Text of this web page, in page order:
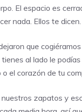
El espacio es
nada. Ellos te dicen.
que
al lado le
el corazón de tu
zapatos y